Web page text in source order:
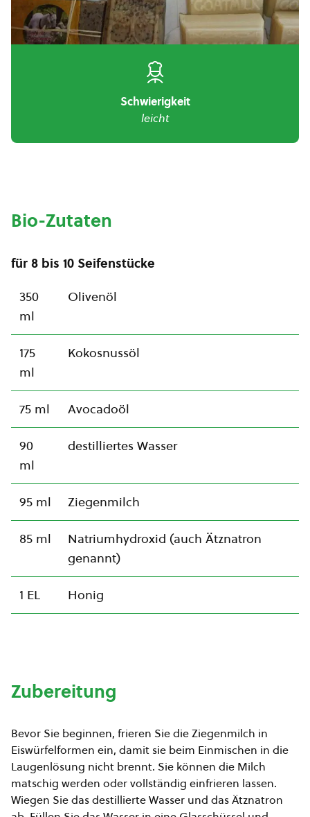
Schwierigkeit
leicht
Bio-Zutaten
für 8 bis 10 Seifenstücke
350
ml
Olivenöl
175
ml
Kokosnussöl
75 ml Avocadoöl
90
ml
destilliertes Wasser
95 ml Ziegenmilch
85 ml
Natriumhydroxid (auch Ätznatron
genannt)
1 EL Honig
Zubereitung
Bevor Sie beginnen, frieren Sie die Ziegenmilch in
Eiswürfelformen ein, damit sie beim Einmischen in die
Laugenlösung nicht brennt. Sie können die Milch
matschig werden oder vollständig einfrieren lassen.
Wiegen Sie das destillierte Wasser und das Ätznatron